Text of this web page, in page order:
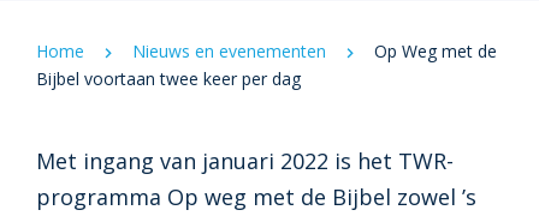
Home Nieuws en evenementen
Op Weg met de
Bijbel voortaan twee keer per dag
Met ingang van januari 2022 is het TWR-
programma Op weg met de Bijbel zowel ’s